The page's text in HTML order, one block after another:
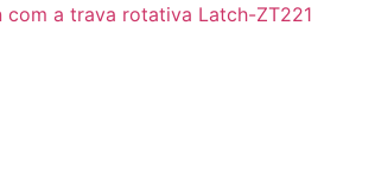
com a trava rotativa Latch-ZT221